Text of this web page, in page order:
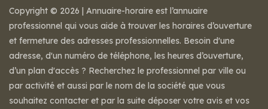
Copyright © 2026 | Annuaire-horaire est l’annuaire
professionnel qui vous aide à trouver les horaires d’ouverture
et fermeture des adresses professionnelles. Besoin d'une
adresse, d'un numéro de téléphone, les heures d’ouverture,
d’un plan d'accès ? Recherchez le professionnel par ville ou
par activité et aussi par le nom de la société que vous
souhaitez contacter et par la suite déposer votre avis et vos